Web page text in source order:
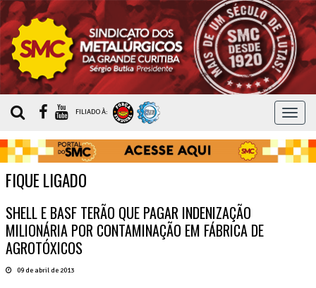
MENU
FILIADO À:
FIQUE LIGADO
SHELL E BASF TERÃO QUE PAGAR INDENIZAÇÃO
MILIONÁRIA POR CONTAMINAÇÃO EM FÁBRICA DE
AGROTÓXICOS
09 de abril de 2013